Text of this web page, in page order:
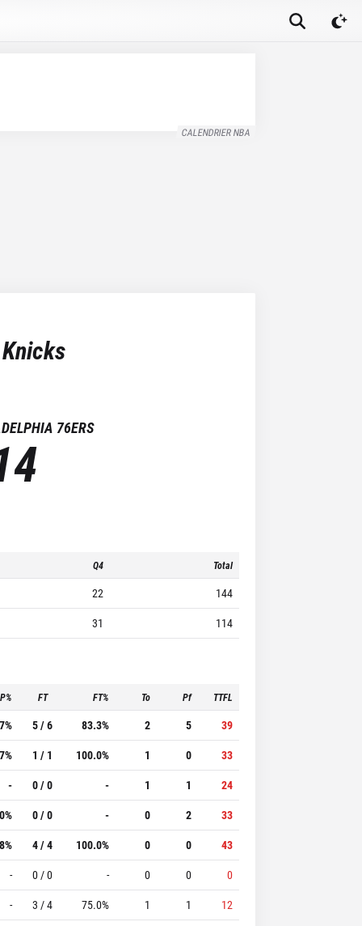
CALENDRIER NBA
76ERS
Q4 Total
22
144
31 114
FT FT% To Pf TTFL
5 / 6 83.3% 2 5
39
1 / 1 100.0% 1 0
33
- 0 / 0 - 1 1
24
0 / 0 - 0 2
33
4 / 4 100.0% 0 0
43
- 0 / 0 - 0 0
0
- 3 / 4 75.0% 1 1
12